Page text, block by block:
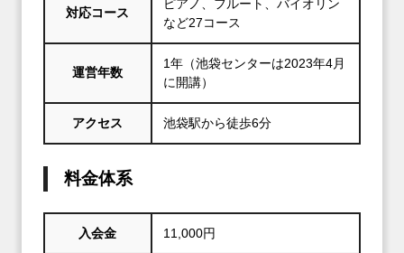
対応コース
ピアノ、フルート、バイオリン
など27コース
運営年数
1年（池袋センターは2023年4月
に開講）
アクセス 池袋駅から徒歩6分
料金体系
入会金 11,000円